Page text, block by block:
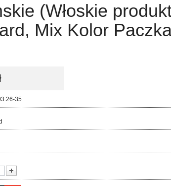
(Włoskie
Mix Kolor
35